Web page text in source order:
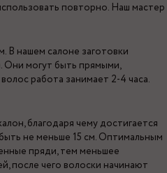
повторно. Наш мастер
В нашем салоне заготовки
Они могут быть прямыми,
работа занимает 2-4 часа.
благодаря чему достигается
не меньше 15 см. Оптимальным
пряди, тем меньшее
после чего волоски начинают